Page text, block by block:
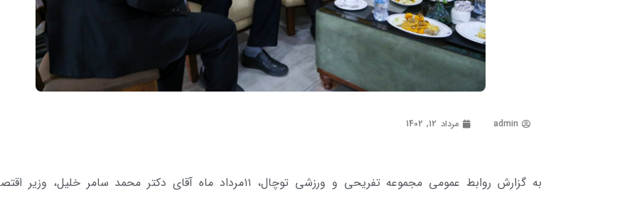
admin مرداد 12, 1402
به گزارش روابط عمومی مجموعه تفریحی و ورزشی توچال، ۱۱مرداد ماه آقای دکتر محمد سامر خلیل،